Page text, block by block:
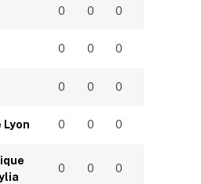
0 0 0
0 0 0
0 0 0
Lyon 0 0 0
0 0 0